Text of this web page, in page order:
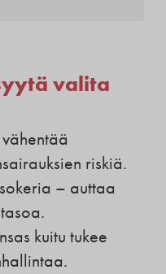
valita
riskiä.
– auttaa
kuitu tukee